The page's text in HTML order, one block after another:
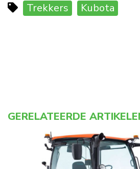
Trekkers Kubota
GERELATEERDE